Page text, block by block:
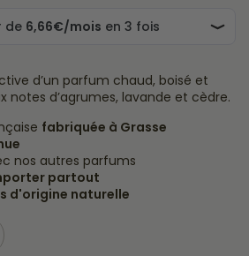
d’un parfum chaud, boisé et
notes d’agrumes, lavande et cèdre.
fabriquée à Grasse
nos autres parfums
partout
d'origine naturelle